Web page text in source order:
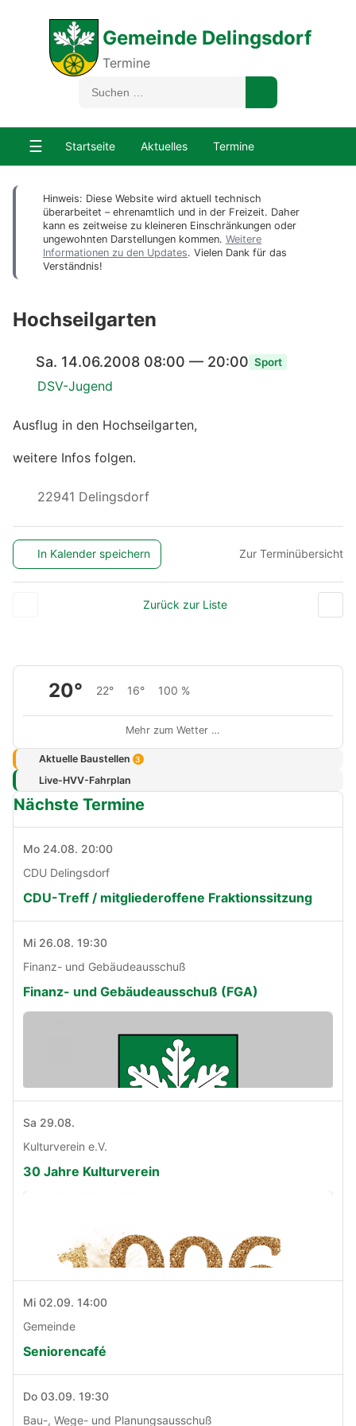
Gemeinde Delingsdorf
Termine
☰ Startseite Aktuelles Termine
Hinweis: Diese Website wird aktuell technisch
überarbeitet – ehrenamtlich und in der Freizeit. Daher
kann es zeitweise zu kleineren Einschränkungen oder
ungewohnten Darstellungen kommen. Weitere
Informationen zu den Updates. Vielen Dank für das
Verständnis!
Hochseilgarten
Sa. 14.06.2008 08:00 — 20:00 Sport
DSV-Jugend
Ausflug in den Hochseilgarten,
weitere Infos folgen.
22941 Delingsdorf
In Kalender speichern Zur Terminübersicht
Zurück zur Liste
20° 22° 16° 100 %
Mehr zum Wetter …
Aktuelle Baustellen 3
Live-HVV-Fahrplan
Nächste Termine
Mo 24.08. 20:00
CDU Delingsdorf
CDU-Treff / mitgliederoffene Fraktionssitzung
Mi 26.08. 19:30
Finanz- und Gebäudeausschuß
Finanz- und Gebäudeausschuß (FGA)
Sa 29.08.
Kulturverein e.V.
30 Jahre Kulturverein
Mi 02.09. 14:00
Gemeinde
Seniorencafé
Do 03.09. 19:30
Bau-, Wege- und Planungsausschuß